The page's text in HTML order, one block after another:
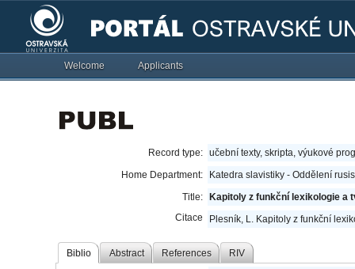
Welcome Applicants
Record type: učební texty, skripta, výukové
Home Department:
Katedra slavistiky - Oddělení
Title:
Kapitoly z funkční lexikologie a
Citace
Plesník, L. Kapitoly z funkční
Biblio Abstract References RIV